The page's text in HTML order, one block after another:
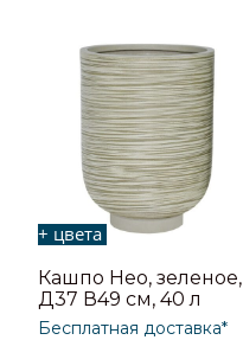
+ цвета
Кашпо Нео, зеленое,
Д37 В49 см, 40 л
Бесплатная доставка*